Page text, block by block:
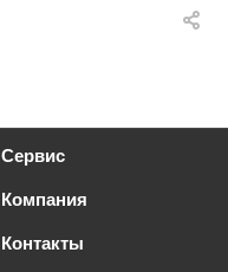
Сервис
Компания
Контакты